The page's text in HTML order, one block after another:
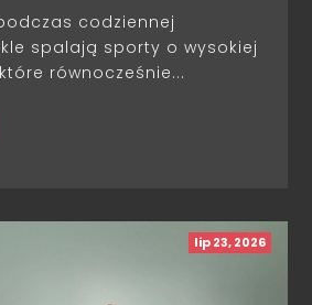
codziennej
spalają sporty o wysokiej
równocześnie...
lip 23, 2026